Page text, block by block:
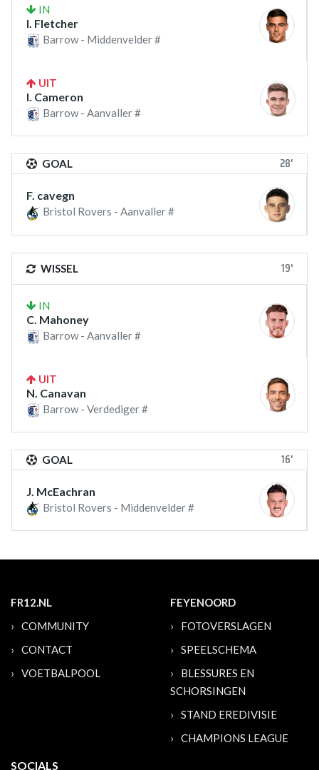
IN
I. Fletcher
Barrow - Middenvelder #
UIT
I. Cameron
Barrow - Aanvaller #
GOAL 28'
F. cavegn
Bristol Rovers - Aanvaller #
WISSEL 19'
IN
C. Mahoney
Barrow - Aanvaller #
UIT
N. Canavan
Barrow - Verdediger #
GOAL 16'
J. McEachran
Bristol Rovers - Middenvelder #
FR12.NL
COMMUNITY
CONTACT
VOETBALPOOL
FEYENOORD
FOTOVERSLAGEN
SPEELSCHEMA
BLESSURES EN
SCHORSINGEN
STAND EREDIVISIE
CHAMPIONS LEAGUE
SOCIALS